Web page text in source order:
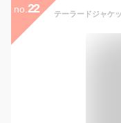
no. 22